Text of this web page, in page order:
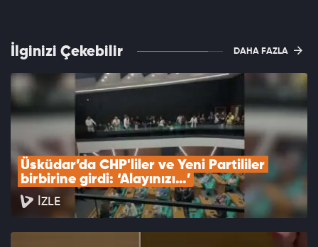
İlginizi Çekebilir DAHA FAZLA
Üsküdar’da CHP'liler ve Yeni Partililer
birbirine girdi: ‘Alayınızı…’
İZLE